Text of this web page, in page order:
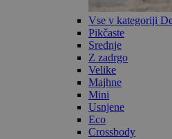
Vse v kategoriji
Pikčaste
Srednje
Z zadrgo
Velike
Majhne
Mini
Usnjene
Eco
Crossbody